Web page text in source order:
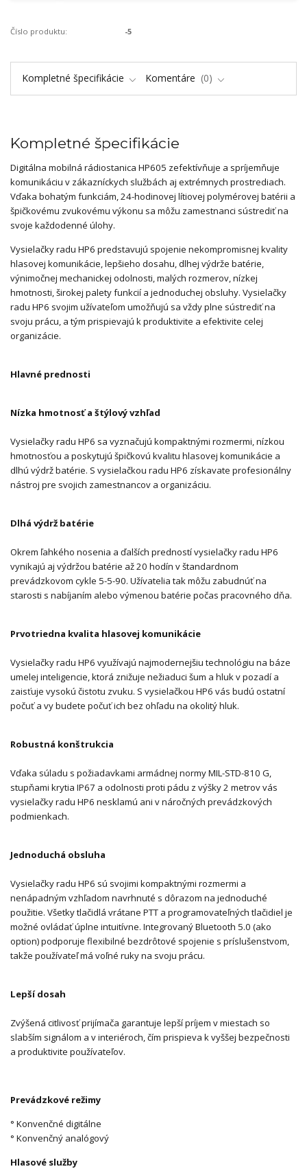
Číslo produktu: -5
Kompletné špecifikácie Komentáre 0
Kompletné špecifikácie
Digitálna mobilná rádiostanica HP605 zefektívňuje a spríjemňuje
komunikáciu v zákazníckych službách aj extrémnych prostrediach.
Vďaka bohatým funkciám, 24-hodinovej lítiovej polymérovej batérii a
špičkovému zvukovému výkonu sa môžu zamestnanci sústrediť na
svoje každodenné úlohy.
Vysielačky radu HP6 predstavujú spojenie nekompromisnej kvality
hlasovej komunikácie, lepšieho dosahu, dlhej výdrže batérie,
výnimočnej mechanickej odolnosti, malých rozmerov, nízkej
hmotnosti, širokej palety funkcií a jednoduchej obsluhy. Vysielačky
radu HP6 svojim užívateľom umožňujú sa vždy plne sústrediť na
svoju prácu, a tým prispievajú k produktivite a efektivite celej
organizácie.
Hlavné prednosti
Nízka hmotnosť a štýlový vzhľad
Vysielačky radu HP6 sa vyznačujú kompaktnými rozmermi, nízkou
hmotnosťou a poskytujú špičkovú kvalitu hlasovej komunikácie a
dlhú výdrž batérie. S vysielačkou radu HP6 získavate profesionálny
nástroj pre svojich zamestnancov a organizáciu.
Dlhá výdrž batérie
Okrem ľahkého nosenia a ďalších predností vysielačky radu HP6
vynikajú aj výdržou batérie až 20 hodín v štandardnom
prevádzkovom cykle 5-5-90. Užívatelia tak môžu zabudnúť na
starosti s nabíjaním alebo výmenou batérie počas pracovného dňa.
Prvotriedna kvalita hlasovej komunikácie
Vysielačky radu HP6 využívajú najmodernejšiu technológiu na báze
umelej inteligencie, ktorá znižuje nežiaduci šum a hluk v pozadí a
zaisťuje vysokú čistotu zvuku. S vysielačkou HP6 vás budú ostatní
počuť a ​​vy budete počuť ich bez ohľadu na okolitý hluk.
Robustná konštrukcia
Vďaka súladu s požiadavkami armádnej normy MIL-STD-810 G,
stupňami krytia IP67 a odolnosti proti pádu z výšky 2 metrov vás
vysielačky radu HP6 nesklamú ani v náročných prevádzkových
podmienkach.
Jednoduchá obsluha
Vysielačky radu HP6 sú svojimi kompaktnými rozmermi a
nenápadným vzhľadom navrhnuté s dôrazom na jednoduché
použitie. Všetky tlačidlá vrátane PTT a programovateľných tlačidiel je
možné ovládať úplne intuitívne. Integrovaný Bluetooth 5.0 (ako
option) podporuje flexibilné bezdrôtové spojenie s príslušenstvom,
takže používateľ má voľné ruky na svoju prácu.
Lepší dosah
Zvýšená citlivosť prijímača garantuje lepší príjem v miestach so
slabším signálom a v interiéroch, čím prispieva k vyššej bezpečnosti
a produktivite používateľov.
Prevádzkové režimy
° Konvenčné digitálne
° Konvenčný analógový
Hlasové služby